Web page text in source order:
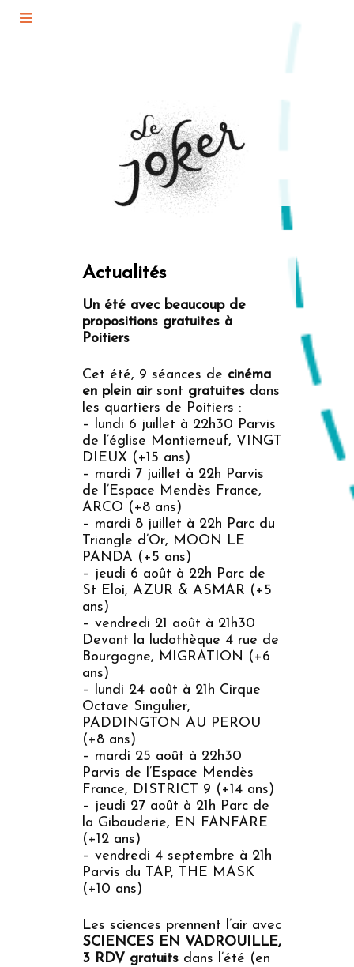
Actualités
Un été avec beaucoup de
propositions gratuites à
Poitiers
Cet été, 9 séances de cinéma
en plein air sont gratuites dans
les quartiers de Poitiers :
– lundi 6 juillet à 22h30 Parvis
de l’église Montierneuf, VINGT
DIEUX (+15 ans)
– mardi 7 juillet à 22h Parvis
de l’Espace Mendès France,
ARCO (+8 ans)
– mardi 8 juillet à 22h Parc du
Triangle d’Or, MOON LE
PANDA (+5 ans)
– jeudi 6 août à 22h Parc de
St Eloi, AZUR & ASMAR (+5
ans)
– vendredi 21 août à 21h30
Devant la ludothèque 4 rue de
Bourgogne, MIGRATION (+6
ans)
– lundi 24 août à 21h Cirque
Octave Singulier,
PADDINGTON AU PEROU
(+8 ans)
– mardi 25 août à 22h30
Parvis de l’Espace Mendès
France, DISTRICT 9 (+14 ans)
– jeudi 27 août à 21h Parc de
la Gibauderie, EN FANFARE
(+12 ans)
– vendredi 4 septembre à 21h
Parvis du TAP, THE MASK
(+10 ans)
Les sciences prennent l’air avec
SCIENCES EN VADROUILLE,
3 RDV gratuits dans l’été (en